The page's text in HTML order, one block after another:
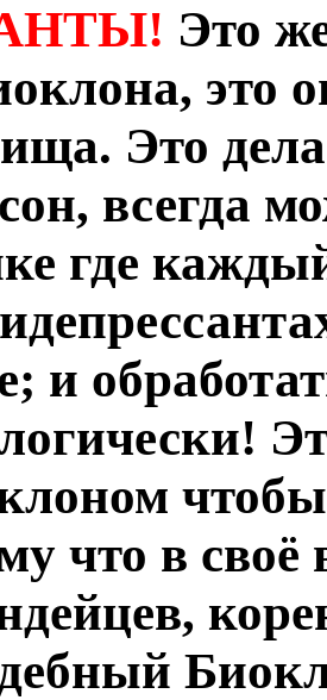
Это
это
Это
всегда
где
и
что в